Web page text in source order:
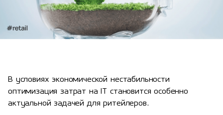
В условиях экономической нестабильности
оптимизация затрат на IT становится особенно
актуальной задачей для ритейлеров.